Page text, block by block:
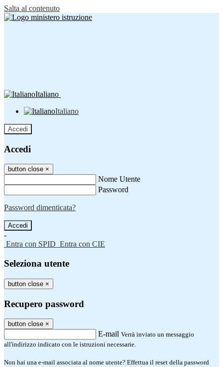
Salta al contenuto
Italiano
Italiano
Accedi
Accedi
button close ×
Nome Utente
Password
Password dimenticata?
-
Entra con SPID Entra con CIE
Seleziona utente
button close ×
Recupero password
button close ×
E-mail Verrà inviato un messaggio
all'indirizzo indicato con le istruzioni necessarie.
Non hai una e-mail associata al nome utente? Effettua il reset della password